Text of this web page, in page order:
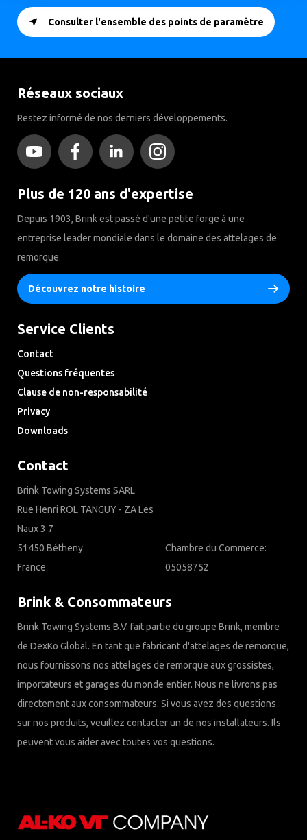
Consulter l'ensemble des points de paramètre
Réseaux sociaux
Restez informé de nos derniers développements.
Plus de 120 ans d'expertise
Depuis 1903, Brink est passé d'une petite forge à une
entreprise leader mondiale dans le domaine des attelages de
remorque.
Découvrez notre histoire
Service Clients
Contact
Questions fréquentes
Clause de non-responsabilité
Privacy
Downloads
Contact
Brink Towing Systems SARL
Rue Henri ROL TANGUY - ZA Les
Naux 3 7
51450 Bétheny
France
Chambre du Commerce:
05058752
Brink & Consommateurs
Brink Towing Systems B.V. fait partie du groupe Brink, membre
de DexKo Global. En tant que fabricant d'attelages de remorque,
nous fournissons nos attelages de remorque aux grossistes,
importateurs et garages du monde entier. Nous ne livrons pas
directement aux consommateurs. Si vous avez des questions
sur nos produits, veuillez contacter un de nos installateurs. Ils
peuvent vous aider avec toutes vos questions.